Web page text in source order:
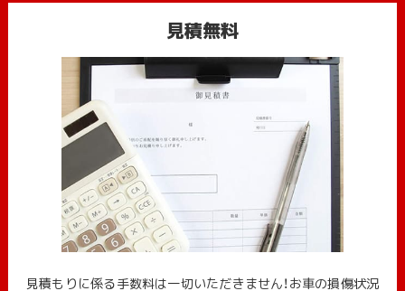
見積無料
見積もりに係る手数料は一切いただきません！お車の損傷状況